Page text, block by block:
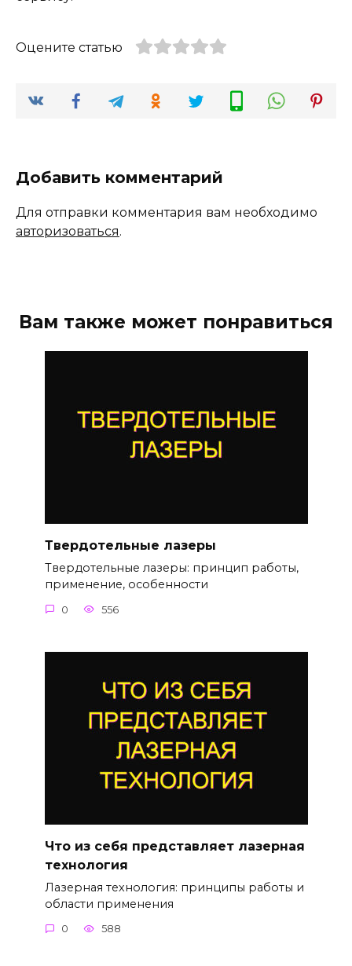
Оцените статью
Добавить комментарий
Для отправки комментария вам необходимо
авторизоваться.
Вам также может понравиться
Твердотельные лазеры
Твердотельные лазеры: принцип работы,
применение, особенности
0 556
Что из себя представляет лазерная
технология
Лазерная технология: принципы работы и
области применения
0 588